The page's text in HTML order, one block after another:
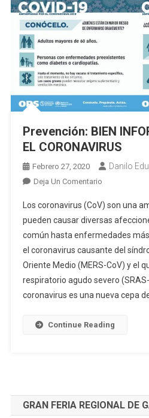
Prevención: BIEN
EL CORONAVIRUS
Febrero 27, 2020 Danilo
Deja Un ComentarioEn
BIEN
SOBRE
EL
Los coronavirus (CoV) son una
pueden causar diversas
común hasta enfermedades
el coronavirus causante del
Oriente Medio (MERS-CoV) y el
respiratorio agudo severo
coronavirus es una nueva cepa
Continue Reading
GRAN FERIA REGIONAL DE